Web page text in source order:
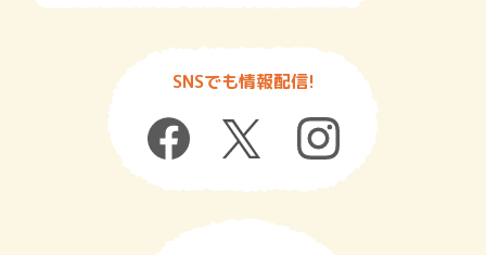
SNSでも情報配信!